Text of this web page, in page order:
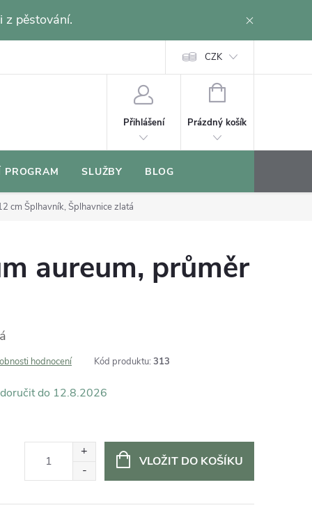
z pěstování.
CZK
Přihlášení
NÁKUPNÍ
Prázdný košík
PROGRAM SLUŽBY BLOG
cm Šplhavník, Šplhavnice zlatá
aureum, průměr
hodnocení Kód produktu: 313
12.8.2026
VLOŽIT DO KOŠÍKU